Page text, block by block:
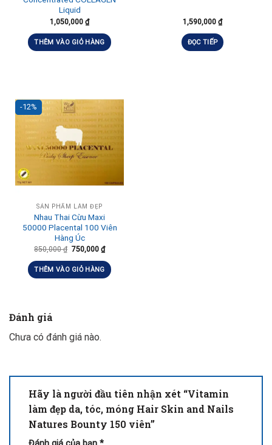
Liquid
1,050,000 ₫
THÊM VÀO GIỎ HÀNG
1,590,000 ₫
ĐỌC TIẾP
-12%
SẢN PHẨM LÀM ĐẸP
Nhau Thai Cừu Maxi
50000 Placental 100 Viên
Hàng Úc
850,000₫ 750,000 ₫
THÊM VÀO GIỎ HÀNG
Đánh giá
Chưa có đánh giá nào.
Hãy là người đầu tiên nhận xét “Vitamin
làm đẹp da, tóc, móng Hair Skin and Nails
Natures Bounty 150 viên”